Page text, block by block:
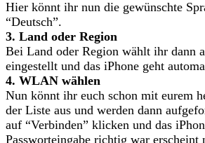
Hier könnt ihr nun die gewünschte
“Deutsch”.
3. Land oder Region
Bei Land oder Region wählt ihr dann
eingestellt und das iPhone geht
4. WLAN wählen
Nun könnt ihr euch schon mit eurem
der Liste aus und werden dann
auf “Verbinden” klicken und das
Passworteingabe richtig war